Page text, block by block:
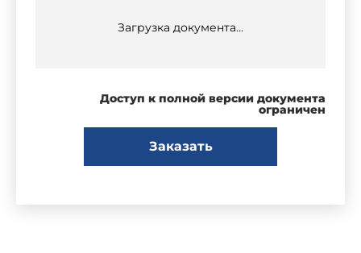
Загрузка документа...
Доступ к полной версии документа
ограничен
Заказать